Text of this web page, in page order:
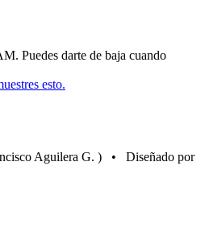
Puedes darte de baja cuando
esto.
Aguilera G. ) • Diseñado por